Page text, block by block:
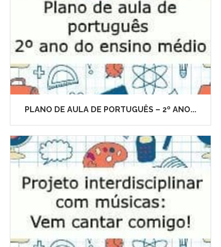
PLANO DE AULA DE PORTUGUÊS – 2º ANO...